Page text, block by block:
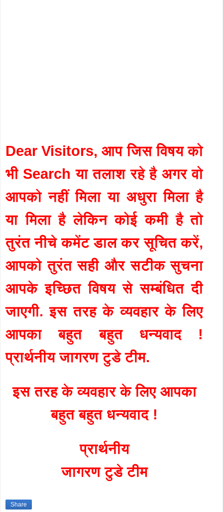
Dear Visitors, आप जिस विषय को
भी Search या तलाश रहे है अगर वो
आपको नहीं मिला या अधुरा मिला है
या मिला है लेकिन कोई कमी है तो
तुरंत नीचे कमेंट डाल कर सूचित करें,
आपको तुरंत सही और सटीक सुचना
आपके इच्छित विषय से सम्बंधित दी
जाएगी. इस तरह के व्यवहार के लिए
आपका बहुत बहुत धन्यवाद !
प्रार्थनीय जागरण टुडे टीम.
इस तरह के व्यवहार के लिए आपका
बहुत बहुत धन्यवाद !
प्रार्थनीय
जागरण टुडे टीम
Share